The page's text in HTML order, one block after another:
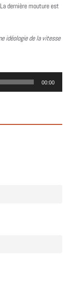
dernière mouture est
idéologie de la vitesse
00:00